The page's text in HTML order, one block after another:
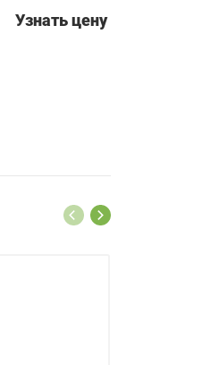
Узнать цену